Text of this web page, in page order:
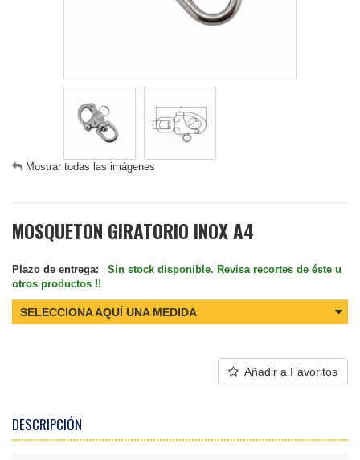
Mostrar todas las imágenes
MOSQUETON GIRATORIO INOX A4
Plazo de entrega:
Sin stock disponible. Revisa recortes de éste u
otros productos !!
SELECCIONA AQUÍ UNA MEDIDA
Añadir a Favoritos
DESCRIPCIÓN